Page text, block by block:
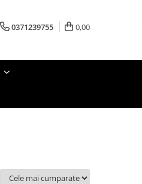
0371239755 0,00